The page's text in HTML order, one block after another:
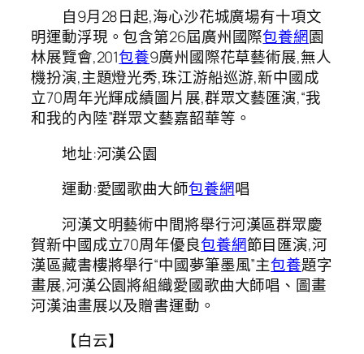
自9月28日起,海心沙花城廣場有十項文
明運動浮現。包含第26屆廣州國際包養網園
林展覽會,201包養9廣州國際花草藝術展,無人
機扮演,主題燈光秀,珠江游船巡游,新中國成
立70周年光輝成績圖片展,群眾文藝匯演,“我
和我的內陸”群眾文藝嘉韶華等。
地址:河漢公園
運動:愛國歌曲大師包養網唱
河漢文明藝術中間將舉行河漢區群眾慶
賀新中國成立70周年優良包養網節目匯演,河
漢區藏書樓將舉行“中國夢筆墨風”主包養題字
畫展,河漢公園將組織愛國歌曲大師唱、圖畫
河漢油畫展以及贈書運動。
【白云】